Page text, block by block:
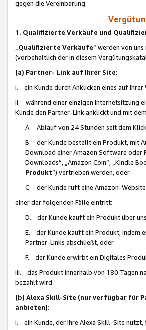
gegen die Vereinbarung.
1. Qualifizierte Verkäufe und
Qualifizierte Verkäufe“ werden von
(vorbehaltlich der in diesem
(a) Partner- Link auf Ihrer Site:
i. ein Kunde durch Anklicken eines auf
ii. während einer einzigen Internetsitzung
Kunde den Partner-Link anklickt und mit
A. Ablauf von 24 Stunden seit dem
B. der Kunde bestellt ein Produkt, mit
Download einer Amazon Software oder
Downloads“, „Amazon Coin“, „Kindle
Produkt“) vertrieben werden, oder
C. der Kunde ruft eine Amazon-
einer der folgenden Fälle eintritt:
D. der Kunde kauft ein Produkt über
E. der Kunde kauft ein Produkt, indem
Partner-Links abschließt, oder
F. der Kunde erwirbt ein Digitales
iii. das Produkt innerhalb von 180 Tagen
bezahlt wird
(b) Alexa Skill-Site (nur verfügbar für
anbieten):
i. ein Kunde, der Ihre Alexa Skill-Site nutzt,